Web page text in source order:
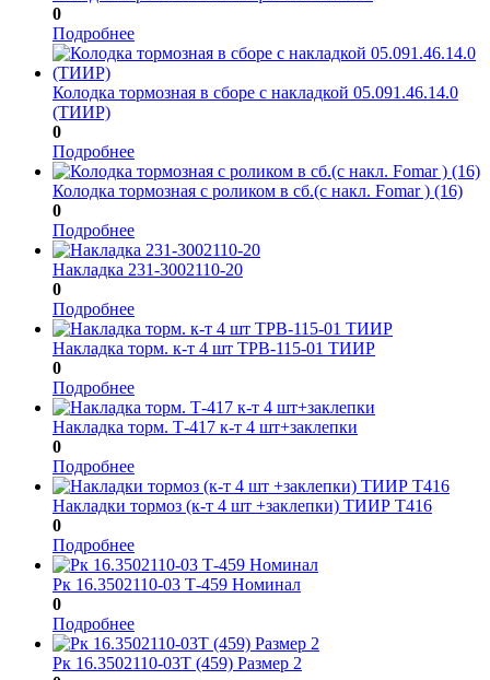
0
Подробнее
Колодка тормозная в сборе с накладкой 05.091.46.14.0
(ТИИР)
0
Подробнее
Колодка тормозная с роликом в сб.(с накл. Fomar ) (16)
0
Подробнее
Накладка 231-3002110-20
0
Подробнее
Накладка торм. к-т 4 шт ТРВ-115-01 ТИИР
0
Подробнее
Накладка торм. Т-417 к-т 4 шт+заклепки
0
Подробнее
Накладки тормоз (к-т 4 шт +заклепки) ТИИР Т416
0
Подробнее
Рк 16.3502110-03 Т-459 Номинал
0
Подробнее
Рк 16.3502110-03Т (459) Размер 2